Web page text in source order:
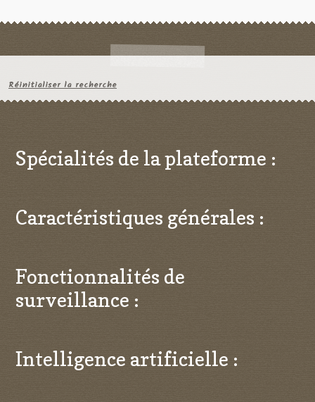
Réinitialiser la recherche
Spécialités de la plateforme :
Caractéristiques générales :
Fonctionnalités de
surveillance :
Intelligence artificielle :